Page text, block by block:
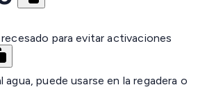
para evitar activaciones
agua, puede usarse en la regadera o